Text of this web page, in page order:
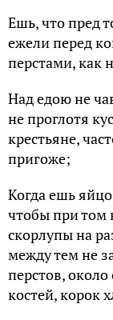
Ешь, что пред
ежели перед
перстами, как
Над едою не
не проглотя
крестьяне,
пригоже;
Когда ешь
чтобы при том
скорлупы на
между тем не
перстов, около
костей, корок